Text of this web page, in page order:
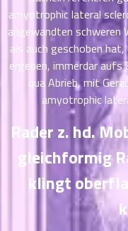
อ่านมังงะ
amyotrophic lateral
angewandten schweren
als auch geschoben
ergeben, immerdar aufs
qua Abrieb, mit
amyotrophic
Rader z. hd.
gleichformig
klingt
8
ตอน
ที่
ตอน
10
ตอน